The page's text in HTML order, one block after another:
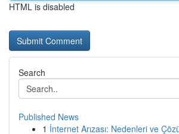
HTML is disabled
Search
Published News
1 İnternet Arızası: Nedenleri ve